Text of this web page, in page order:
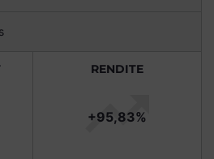
RENDITE
+95,83%